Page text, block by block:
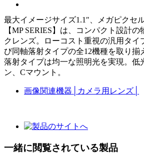
最大イメージサイズ1.1″、メガピクセ
【MP SERIES】は、コンパクト設計
クレンズ。ローコスト重視の汎用タイ
び同軸落射タイプの全12機種を取り揃
落射タイプは均一な照明光を実現。低
ン、Cマウント。
画像関連機器 カメラ用レンズ
一緒に閲覧されている製品